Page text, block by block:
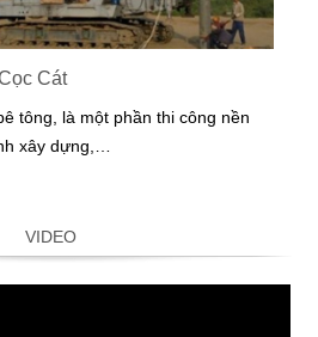
Cát
tông, là một phần thi công nền
xây dựng,…
VIDEO